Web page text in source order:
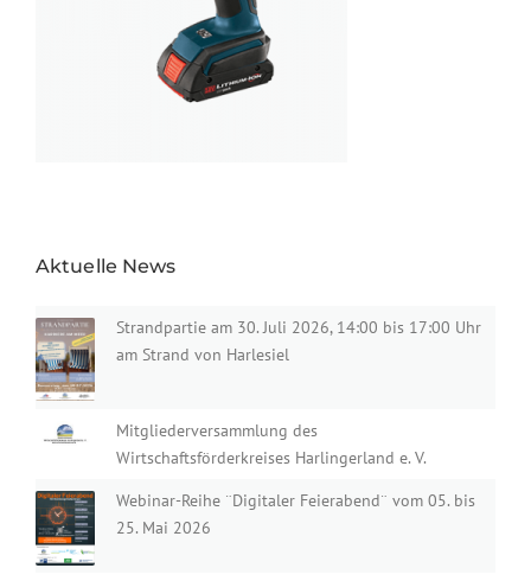
Aktuelle News
Strandpartie am 30. Juli 2026, 14:00 bis 17:00 Uhr
am Strand von Harlesiel
Mitgliederversammlung des
Wirtschaftsförderkreises Harlingerland e. V.
Webinar-Reihe ¨Digitaler Feierabend¨ vom 05. bis
25. Mai 2026